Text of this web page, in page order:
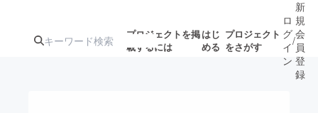
プロジェクトを掲
載するには
はじ
める
プロジェクト
をさがす
ロ
グ
イ
ン
/
新
規
会
員
登
録